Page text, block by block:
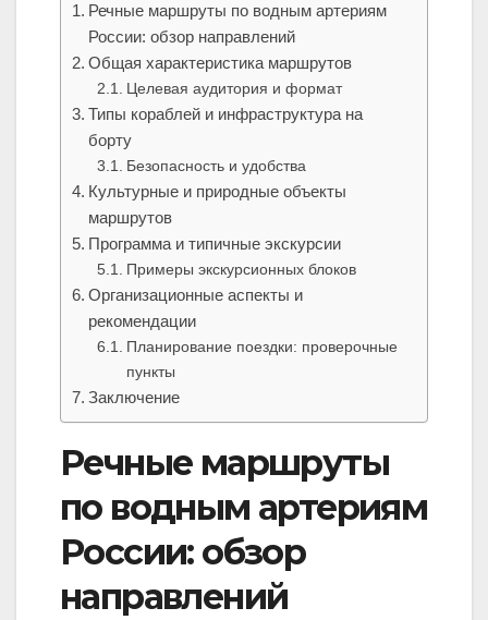
Речные маршруты по водным артериям
России: обзор направлений
Общая характеристика маршрутов
Целевая аудитория и формат
Типы кораблей и инфраструктура на
борту
Безопасность и удобства
Культурные и природные объекты
маршрутов
Программа и типичные экскурсии
Примеры экскурсионных блоков
Организационные аспекты и
рекомендации
Планирование поездки: проверочные
пункты
Заключение
Речные маршруты
по водным артериям
России: обзор
направлений